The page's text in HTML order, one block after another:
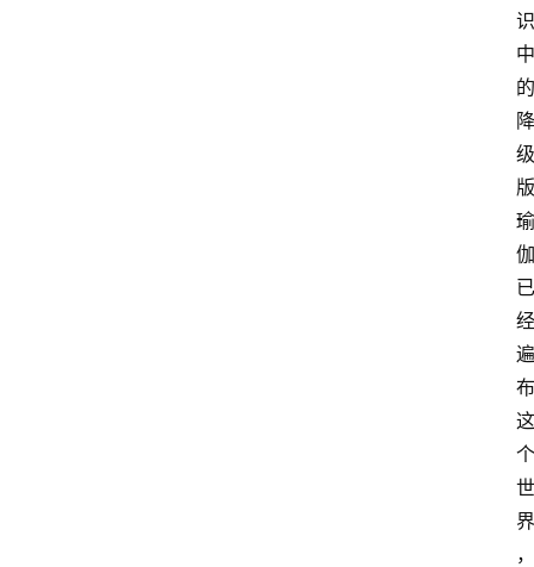
识
中
的
降
级
版
瑜
伽
已
经
遍
布
这
个
世
界
，